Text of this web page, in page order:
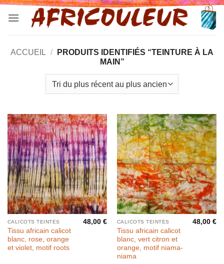
Passer
ACCUEIL /
PRODUITS IDENTIFIÉS “TEINTURE À LA
MAIN”
CALICOTS TEINTÉS
Tissu africain calicot
blanc, rose, orange
et violet, motif roots
48,00€ CALICOTS TEINTÉS
Tissu africain calicot
blanc, vert citron et
orange, motif niama-
niama
48,00€